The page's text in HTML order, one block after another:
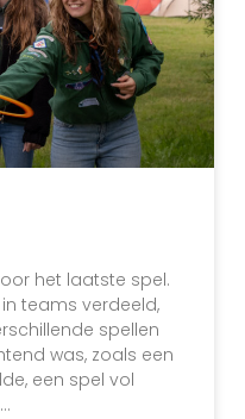
het laatste spel.
teams verdeeld,
spellen
was, zoals een
een spel vol